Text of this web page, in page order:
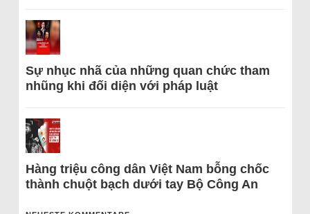
Sự nhục nhã của những quan chức tham
nhũng khi đối diện với pháp luật
Hàng triệu công dân Việt Nam bỗng chốc
thành chuột bạch dưới tay Bộ Công An